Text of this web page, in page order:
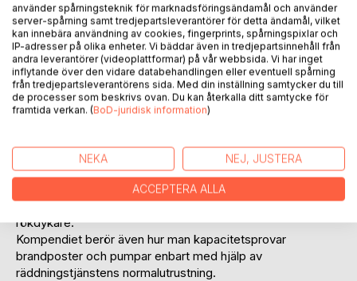
BESKRIVNING
Tillämpad Pumpövning upplaga 4 berör inte bara
brandpumpar utan även slangsystem och strålrör. Långa
slangsystem för skogsbrandsläckning, grova slangsystem
för monitorer och hävarkanoner och slangsystem för
rökdykare.
Kompendiet berör även hur man kapacitetsprovar
brandposter och pumpar enbart med hjälp av
räddningstjänstens normalutrustning.
använder spårningsteknik för marknadsföringsändamål och använder
server-spårning samt tredjepartsleverantörer för detta ändamål, vilket
kan innebära användning av cookies, fingerprints, spårningspixlar och
IP-adresser på olika enheter. Vi bäddar även in tredjepartsinnehåll från
andra leverantörer (videoplattformar) på vår webbsida. Vi har inget
inflytande över den vidare databehandlingen eller eventuell spårning
från tredjepartsleverantörens sida. Med din inställning samtycker du till
de processer som beskrivs ovan. Du kan återkalla ditt samtycke för
framtida verkan. (BoD-juridisk information)
NEKA NEJ, JUSTERA
ACCEPTERA ALLA